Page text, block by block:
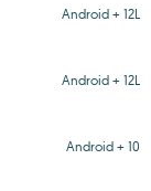
Android + 12L
Android + 12L
Android + 10